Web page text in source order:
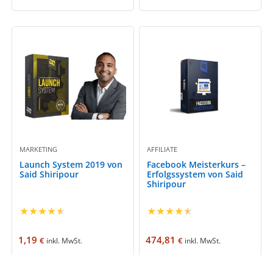
MARKETING
Launch System 2019 von
Said Shiripour
★★★★★
1,19€ inkl. MwSt.
AFFILIATE
Facebook Meisterkurs –
Erfolgssystem von Said
Shiripour
★★★★★
474,81€ inkl. MwSt.